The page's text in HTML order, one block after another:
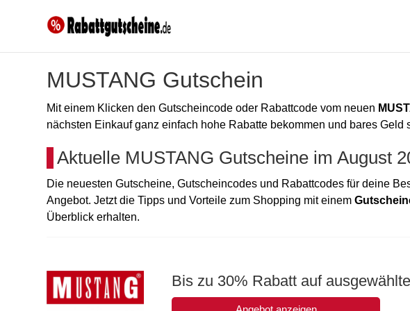
MUSTANG Gutschein
Mit einem Klicken den Gutscheincode oder Rabattcode vom neuen
nächsten Einkauf ganz einfach hohe Rabatte bekommen und bares
Aktuelle MUSTANG Gutscheine im August
Die neuesten Gutscheine, Gutscheincodes und Rabattcodes für deine
Angebot. Jetzt die Tipps und Vorteile zum Shopping mit einem
Überblick erhalten.
Bis zu 30% Rabatt auf